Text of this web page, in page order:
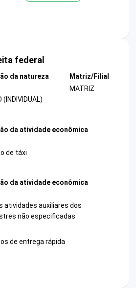
federal
da natureza
(INDIVIDUAL)
Matriz/Filial
MATRIZ
da atividade econômica
de táxi
da atividade econômica
atividades auxiliares dos
não especificadas
de entrega rápida